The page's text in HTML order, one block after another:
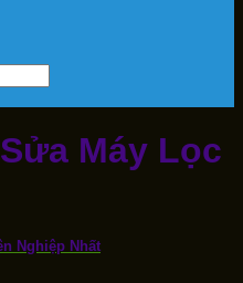
Sửa Máy Lọc
Nghiệp Nhất